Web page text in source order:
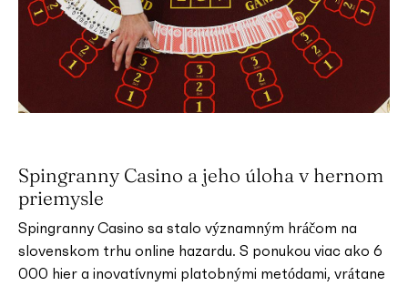
Spingranny Casino a jeho úloha v hernom
priemysle
Spingranny Casino sa stalo významným hráčom na
slovenskom trhu online hazardu. S ponukou viac ako 6
000 hier a inovatívnymi platobnými metódami, vrátane